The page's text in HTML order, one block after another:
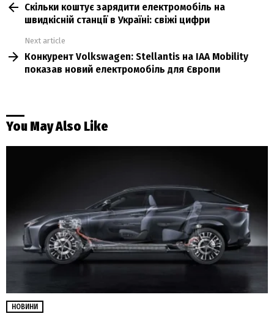
moreСкільки коштує зарядити електромобіль на
швидкісній станції в Україні: свіжі цифри
Next article
Конкурент Volkswagen: Stellantis на IAA Mobility
показав новий електромобіль для Європи
You May Also Like
НОВИНИ